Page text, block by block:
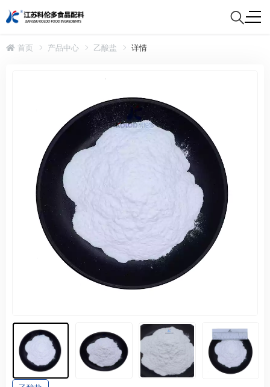
首页 产品中心 乙酸盐 详情